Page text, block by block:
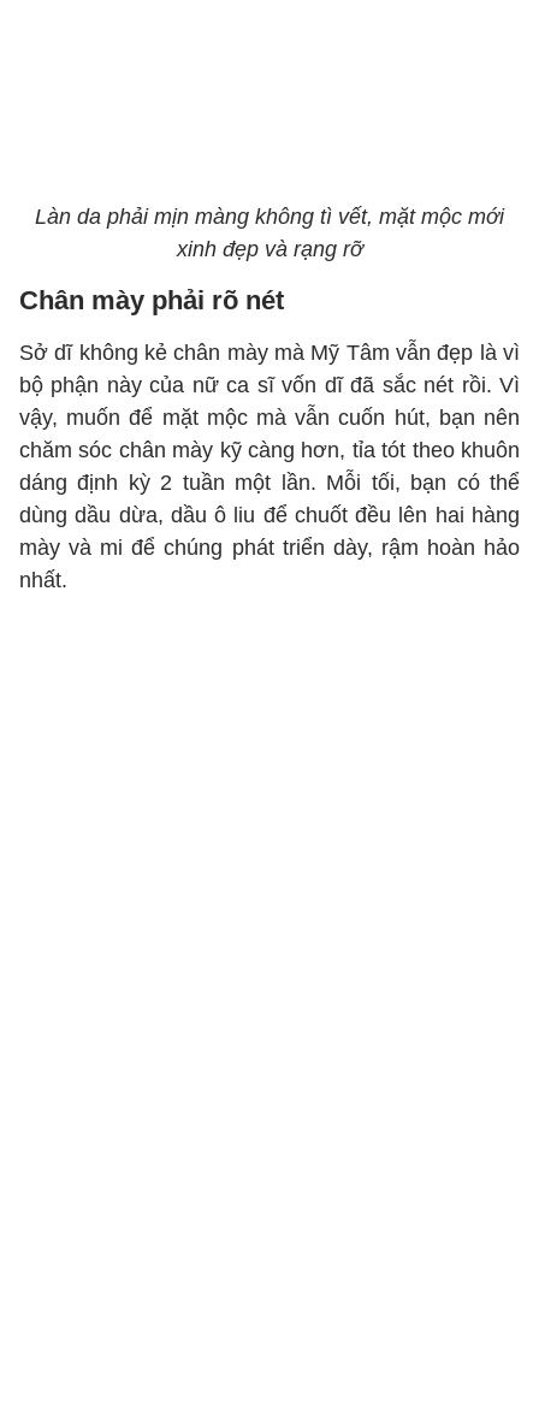
Làn da phải mịn màng không tì vết, mặt mộc mới
xinh đẹp và rạng rỡ
Chân mày phải rõ nét
Sở dĩ không kẻ chân mày mà Mỹ Tâm vẫn đẹp là vì
bộ phận này của nữ ca sĩ vốn dĩ đã sắc nét rồi. Vì
vậy, muốn để mặt mộc mà vẫn cuốn hút, bạn nên
chăm sóc chân mày kỹ càng hơn, tỉa tót theo khuôn
dáng định kỳ 2 tuần một lần. Mỗi tối, bạn có thể
dùng dầu dừa, dầu ô liu để chuốt đều lên hai hàng
mày và mi để chúng phát triển dày, rậm hoàn hảo
nhất.